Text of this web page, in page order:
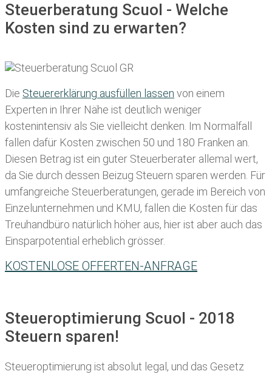
Steuerberatung Scuol - Welche
Kosten sind zu erwarten?
Die Steuererklärung ausfüllen lassen von einem
Experten in Ihrer Nähe ist deutlich weniger
kostenintensiv als Sie vielleicht denken. Im Normalfall
fallen dafür Kosten zwischen 50 und 180 Franken an.
Diesen Betrag ist ein guter Steuerberater allemal wert,
da Sie durch dessen Beizug Steuern sparen werden. Für
umfangreiche Steuerberatungen, gerade im Bereich von
Einzelunternehmen und KMU, fallen die Kosten für das
Treuhandbüro natürlich höher aus, hier ist aber auch das
Einsparpotential erheblich grösser.
KOSTENLOSE OFFERTEN-ANFRAGE
Steueroptimierung Scuol - 2018
Steuern sparen!
Steueroptimierung ist absolut legal, und das Gesetz